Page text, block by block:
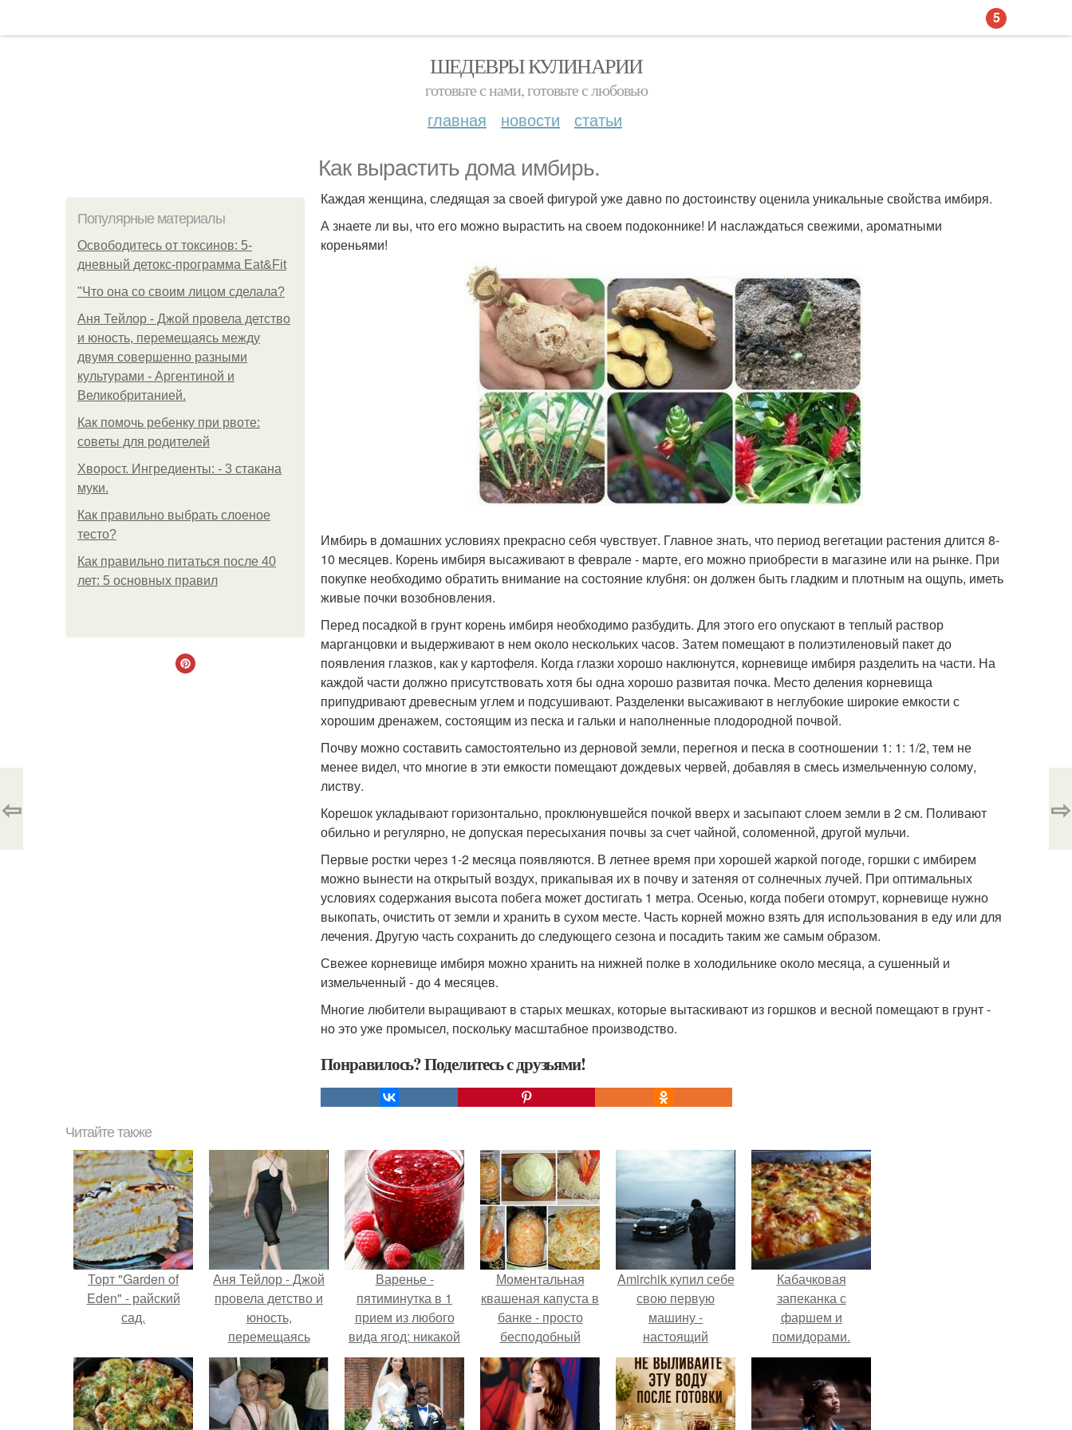
ШЕДЕВРЫ КУЛИНАРИИ
готовьте с нами, готовьте с любовью
главная новости статьи
Как вырастить дома имбирь.
Популярные материалы
Освободитесь от токсинов: 5-
дневный детокс-программа Eat&Fit
"Что она со своим лицом сделала?
Аня Тейлор - Джой провела детство
и юность, перемещаясь между
двумя совершенно разными
культурами - Аргентиной и
Великобританией.
Как помочь ребенку при рвоте:
советы для родителей
Хворост. Ингредиенты: - 3 стакана
муки.
Как правильно выбрать слоеное
тесто?
Как правильно питаться после 40
лет: 5 основных правил
Каждая женщина, следящая за своей фигурой уже давно по достоинству оценила уникальные свойства имбиря.
А знаете ли вы, что его можно вырастить на своем подоконнике! И наслаждаться свежими, ароматными
кореньями!
Имбирь в домашних условиях прекрасно себя чувствует. Главное знать, что период вегетации растения длится 8-
10 месяцев. Корень имбиря высаживают в феврале - марте, его можно приобрести в магазине или на рынке. При
покупке необходимо обратить внимание на состояние клубня: он должен быть гладким и плотным на ощупь, иметь
живые почки возобновления.
Перед посадкой в грунт корень имбиря необходимо разбудить. Для этого его опускают в теплый раствор
марганцовки и выдерживают в нем около нескольких часов. Затем помещают в полиэтиленовый пакет до
появления глазков, как у картофеля. Когда глазки хорошо наклюнутся, корневище имбиря разделить на части. На
каждой части должно присутствовать хотя бы одна хорошо развитая почка. Место деления корневища
припудривают древесным углем и подсушивают. Разделенки высаживают в неглубокие широкие емкости с
хорошим дренажем, состоящим из песка и гальки и наполненные плодородной почвой.
Почву можно составить самостоятельно из дерновой земли, перегноя и песка в соотношении 1: 1: 1/2, тем не
менее видел, что многие в эти емкости помещают дождевых червей, добавляя в смесь измельченную солому,
листву.
Корешок укладывают горизонтально, проклюнувшейся почкой вверх и засыпают слоем земли в 2 см. Поливают
обильно и регулярно, не допуская пересыхания почвы за счет чайной, соломенной, другой мульчи.
Первые ростки через 1-2 месяца появляются. В летнее время при хорошей жаркой погоде, горшки с имбирем
можно вынести на открытый воздух, прикапывая их в почву и затеняя от солнечных лучей. При оптимальных
условиях содержания высота побега может достигать 1 метра. Осенью, когда побеги отомрут, корневище нужно
выкопать, очистить от земли и хранить в сухом месте. Часть корней можно взять для использования в еду или для
лечения. Другую часть сохранить до следующего сезона и посадить таким же самым образом.
Свежее корневище имбиря можно хранить на нижней полке в холодильнике около месяца, а сушенный и
измельченный - до 4 месяцев.
Многие любители выращивают в старых мешках, которые вытаскивают из горшков и весной помещают в грунт -
но это уже промысел, поскольку масштабное производство.
Понравилось? Поделитесь с друзьями!
⇦ ⇨
Читайте также
Торт "Garden of
Eden" - райский
сад.
Аня Тейлор - Джой
провела детство и
юность,
перемещаясь
между двумя
совершенно
разными
культурами -
Варенье -
пятиминутка в 1
прием из любого
вида ягод: никакой
длительной варки,
все витамины на
месте!
Моментальная
квашеная капуста в
банке - просто
бесподобный
рецепт!
Amirchik купил себе
свою первую
машину -
настоящий
автомобиль мечты
для многих
автолюбителей.
Кабачковая
запеканка с
фаршем и
помидорами.
5